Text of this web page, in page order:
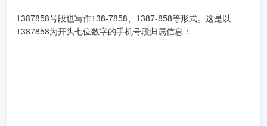
1387858号段也写作138-7858、1387-858等形式。这是以
1387858为开头七位数字的手机号段归属信息：